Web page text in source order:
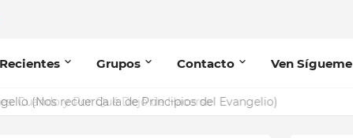
Recientes Grupos Contacto Ven Sígueme
(Nos recuerda la de Principios del Evangelio)